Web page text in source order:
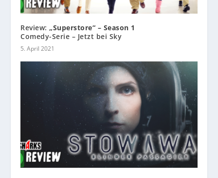
Review:„Superstore“ – Season 1
Comedy-Serie – Jetzt bei Sky
5. April 2021